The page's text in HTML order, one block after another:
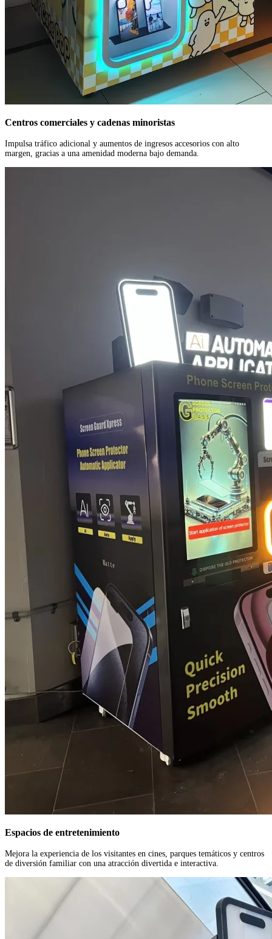
Centros comerciales y cadenas minoristas
Impulsa tráfico adicional y aumentos de ingresos accesorios con alto
margen, gracias a una amenidad moderna bajo demanda.
Espacios de entretenimiento
Mejora la experiencia de los visitantes en cines, parques temáticos y centros
de diversión familiar con una atracción divertida e interactiva.